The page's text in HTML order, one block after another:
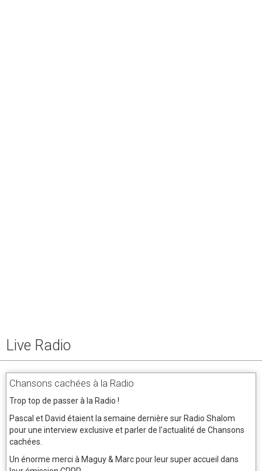
Live Radio
Chansons cachées à la Radio
Trop top de passer à la Radio !
Pascal et David étaient la semaine dernière sur Radio Shalom
pour une interview exclusive et parler de l'actualité de Chansons
cachées.
Un énorme merci à Maguy & Marc pour leur super accueil dans